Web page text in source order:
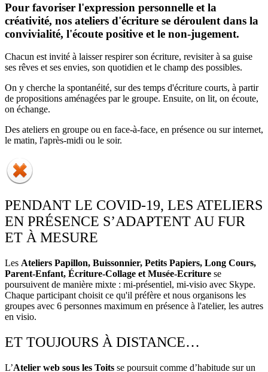
Pour favoriser l'expression personnelle et la
créativité, nos ateliers d'écriture se déroulent dans la
convivialité, l'écoute positive et le non-jugement.
Chacun est invité à laisser respirer son écriture, revisiter à sa guise
ses rêves et ses envies, son quotidien et le champ des possibles.
On y cherche la spontanéité, sur des temps d'écriture courts, à partir
de propositions aménagées par le groupe. Ensuite, on lit, on écoute,
on échange.
Des ateliers en groupe ou en face-à-face, en présence ou sur internet,
le matin, l'après-midi ou le soir.
PENDANT LE COVID-19, LES ATELIERS
EN PRÉSENCE S’ADAPTENT AU FUR
ET À MESURE
Les Ateliers Papillon, Buissonnier, Petits Papiers, Long Cours,
Parent-Enfant, Écriture-Collage et Musée-Ecriture se
poursuivent de manière mixte : mi-présentiel, mi-visio avec Skype.
Chaque participant choisit ce qu'il préfère et nous organisons les
groupes avec 6 personnes maximum en présence à l'atelier, les autres
en visio.
ET TOUJOURS À DISTANCE…
L’Atelier web sous les Toits se poursuit comme d’habitude sur un